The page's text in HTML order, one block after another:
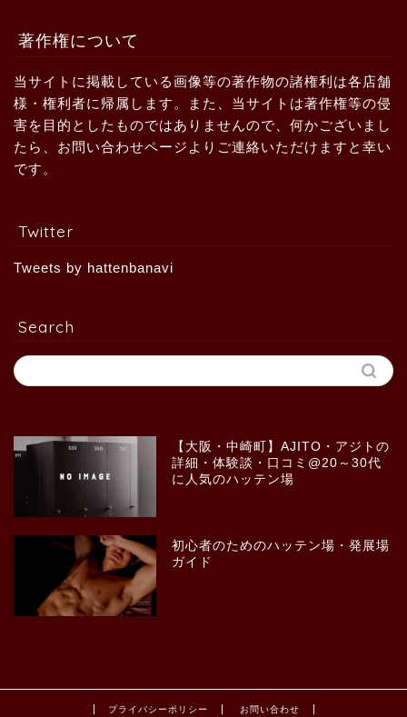
著作権について
当サイトに掲載している画像等の著作物の諸権利は各店舗
様・権利者に帰属します。また、当サイトは著作権等の侵
害を目的としたものではありませんので、何かございまし
たら、お問い合わせページよりご連絡いただけますと幸い
です。
Twitter
Tweets by hattenbanavi
Search
【大阪・中崎町】AJITO・アジトの
詳細・体験談・口コミ@20～30代
に人気のハッテン場
初心者のためのハッテン場・発展場
ガイド
プライバシーポリシー お問い合わせ